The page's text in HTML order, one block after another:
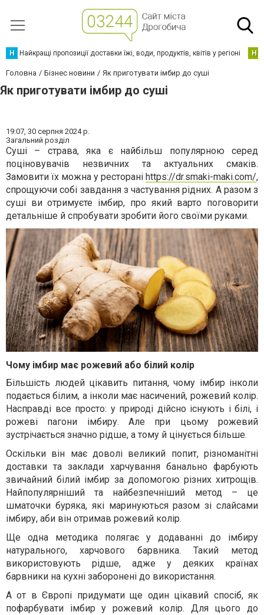
Н Найкращі пропозиції доставки їжі, води, продуктів, квітів у регіоні Н
Головна Бізнес новини Як приготувати імбир до суші
Як приготувати імбир до суші
19:07, 30 серпня 2024 р.
Загальний розділ
Суші – страва, яка є найбільш популярною серед
поціновувачів незвичних та актуальних смаків.
Замовити їх можна у ресторані https://dr.smaki-maki.com/,
спрощуючи собі завдання з частування рідних. А разом з
суші ви отримуєте імбир, про який варто поговорити
детальніше й спробувати зробити його своїми руками.
Чому імбир має рожевий або білий колір
Більшість людей цікавить питання, чому імбир інколи
подається білим, а інколи має насичений, рожевий колір.
Насправді все просто: у природі дійсно існують і білі, і
рожеві пагони імбиру. Але при цьому рожевий
зустрічається значно рідше, а тому й цінується більше.
Оскільки він має доволі великий попит, різноманітні
доставки та заклади харчування банально фарбують
звичайний білий імбир за допомогою різних хитрощів.
Найпопулярніший та найбезпечніший метод – це
шматочки буряка, які маринуються разом зі слайсами
імбиру, аби він отримав рожевий колір.
Ще одна методика полягає у додаванні до імбиру
натурального, харчового барвника. Такий метод
використовують рідше, адже у деяких країнах
барвники на кухні заборонені до використання.
А от в Європі придумати ще один цікавий спосіб, як
пофарбувати імбир у рожевий колір. Для цього до